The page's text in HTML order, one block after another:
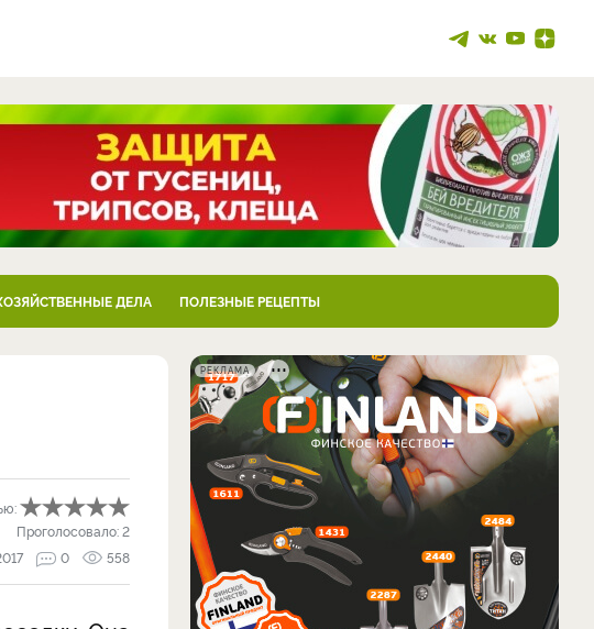
ДЕЛА ПОЛЕЗНЫЕ РЕЦЕПТЫ
Проголосовало:2
0 558
РЕКЛАМА